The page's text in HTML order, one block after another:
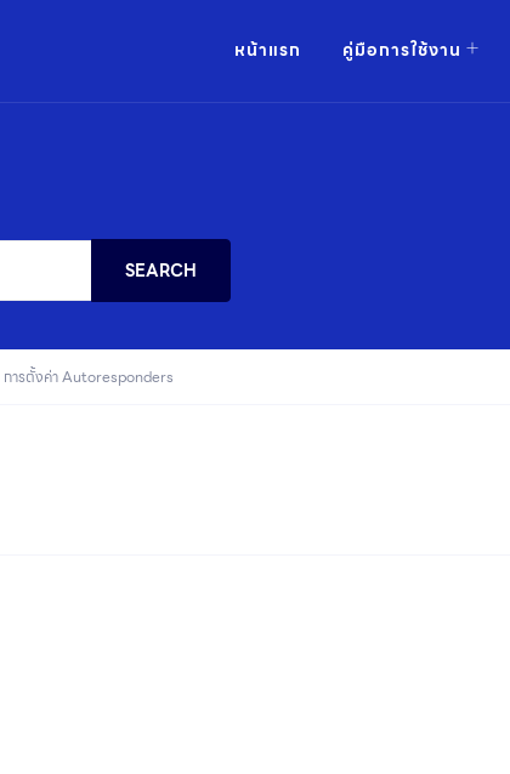
หน้าแรก คู่มือการใช้งาน
SEARCH
การตั้งค่า Autoresponders